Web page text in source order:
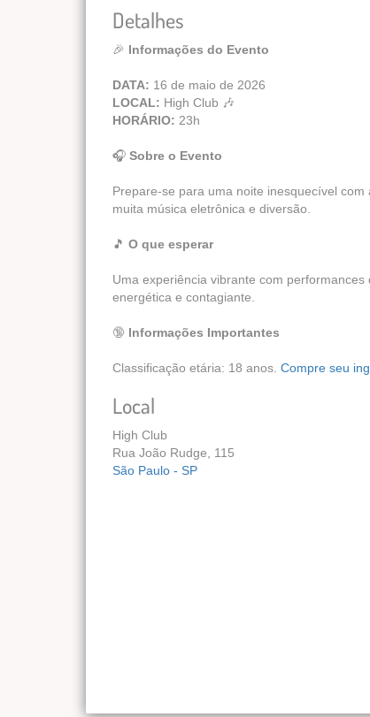
Detalhes
🎉 Informações do Evento
DATA: 16 de maio de 2026
LOCAL: High Club 🎶
HORÁRIO: 23h
🎧Sobre o Evento
Prepare-se para uma noite inesquecível
muita música eletrônica e diversão.
🎵O que esperar
Uma experiência vibrante com
energética e contagiante.
🔞 Informações Importantes
Classificação etária: 18 anos.Compre seu
Local
High Club
Rua João Rudge, 115
São Paulo - SP